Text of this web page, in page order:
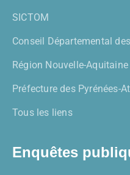
SICTOM
Conseil Départemental
Région Nouvelle-Aquitaine
Préfecture des Pyrénées-
Tous les liens
Enquêtes